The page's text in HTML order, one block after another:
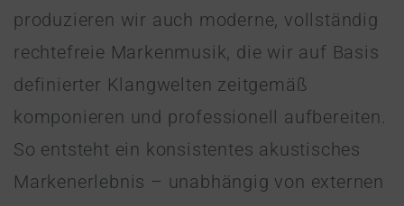
produzieren wir auch moderne, vollständig
rechtefreie Markenmusik, die wir auf Basis
definierter Klangwelten zeitgemäß
komponieren und professionell aufbereiten.
So entsteht ein konsistentes akustisches
Markenerlebnis – unabhängig von externen